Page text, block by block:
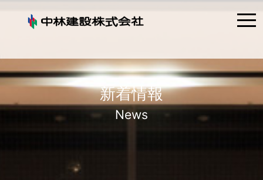
新着情報
News